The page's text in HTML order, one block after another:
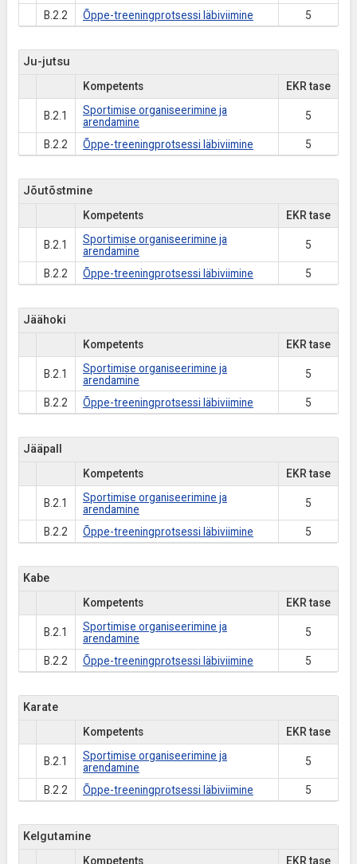
B.2.2 Õppe-treeningprotsessi läbiviimine 5
Ju-jutsu
Kompetents EKR tase
B.2.1
Sportimise organiseerimine ja
arendamine
5
B.2.2 Õppe-treeningprotsessi läbiviimine 5
Jõutõstmine
Kompetents EKR tase
B.2.1
Sportimise organiseerimine ja
arendamine
5
B.2.2 Õppe-treeningprotsessi läbiviimine 5
Jäähoki
Kompetents EKR tase
B.2.1
Sportimise organiseerimine ja
arendamine
5
B.2.2 Õppe-treeningprotsessi läbiviimine 5
Jääpall
Kompetents EKR tase
B.2.1
Sportimise organiseerimine ja
arendamine
5
B.2.2 Õppe-treeningprotsessi läbiviimine 5
Kabe
Kompetents EKR tase
B.2.1
Sportimise organiseerimine ja
arendamine
5
B.2.2 Õppe-treeningprotsessi läbiviimine 5
Karate
Kompetents EKR tase
B.2.1
Sportimise organiseerimine ja
arendamine
5
B.2.2 Õppe-treeningprotsessi läbiviimine 5
Kelgutamine
Kompetents EKR tase